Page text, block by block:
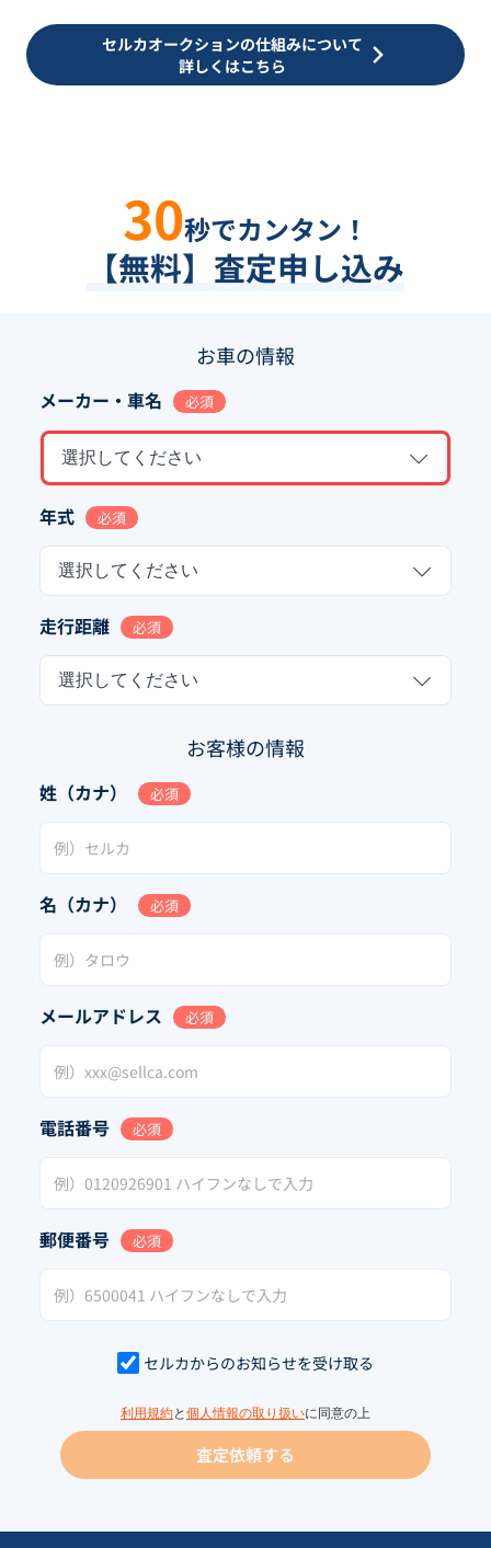
セルカオークションの仕組みについて
詳しくはこちら
30秒でカンタン！
【無料】査定申し込み
お車の情報
メーカー・車名 必須
選択してください
年式 必須
選択してください
走行距離 必須
選択してください
お客様の情報
姓（カナ） 必須
名（カナ） 必須
メールアドレス 必須
電話番号 必須
郵便番号 必須
セルカからのお知らせを受け取る
利用規約と 個人情報の取り扱いに同意の上
査定依頼する